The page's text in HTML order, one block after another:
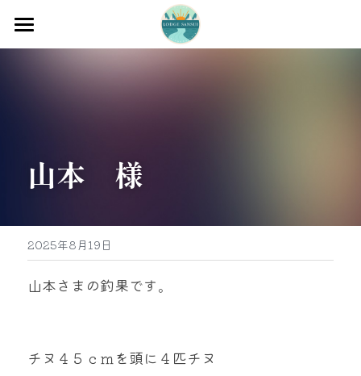
ホーム
牡蠣販売
グッズ販売
駐車場
0597-32-0573
山本　様
2025年8月19日
山本さまの釣果です。
チヌ４５ｃｍを頭に４匹チヌ